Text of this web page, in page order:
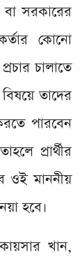
সরকারের
কোনো
চালাতে
তাদের
পারবেন
প্রার্থীর
ওই মাননীয়
হবে।
খান,